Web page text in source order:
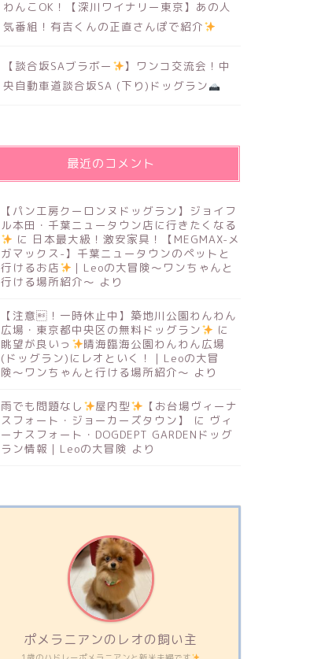
わんこOK！【深川ワイナリー東京】あの人
気番組！有吉くんの正直さんぽで紹介
【談合坂SAブラボー
】ワンコ交流会！中
央自動車道談合坂SA (下り)ドッグラン
最近のコメント
【パン工房クーロンヌドッグラン】ジョイフ
ル本田・千葉ニュータウン店に行きたくなる
に 日本最大級！激安家具！【MEGMAX-メ
ガマックス-】千葉ニュータウンのペットと
行けるお店
｜Leoの大冒険〜ワンちゃんと
行ける場所紹介〜 より
【注意！一時休止中】築地川公園わんわん
広場・東京都中央区の無料ドッグラン
に
眺望が良いっ
晴海臨海公園わんわん広場
(ドッグラン)にレオといく！｜Leoの大冒
険〜ワンちゃんと行ける場所紹介〜 より
雨でも問題なし 屋内型
【お台場ヴィーナ
スフォート・ジョーカーズタウン】
に ヴィ
ーナスフォート・DOGDEPT GARDENドッグ
ラン情報｜Leoの大冒険 より
ポメラニアンのレオの飼い主